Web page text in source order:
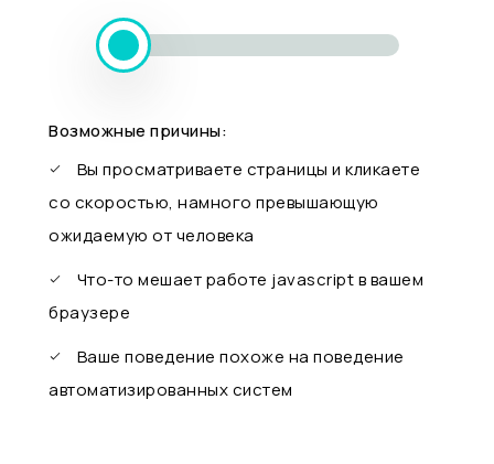
Возможные причины:
Вы просматриваете страницы и кликаете
со скоростью, намного превышающую
ожидаемую от человека
Что-то мешает работе javascript в вашем
браузере
Ваше поведение похоже на поведение
автоматизированных систем